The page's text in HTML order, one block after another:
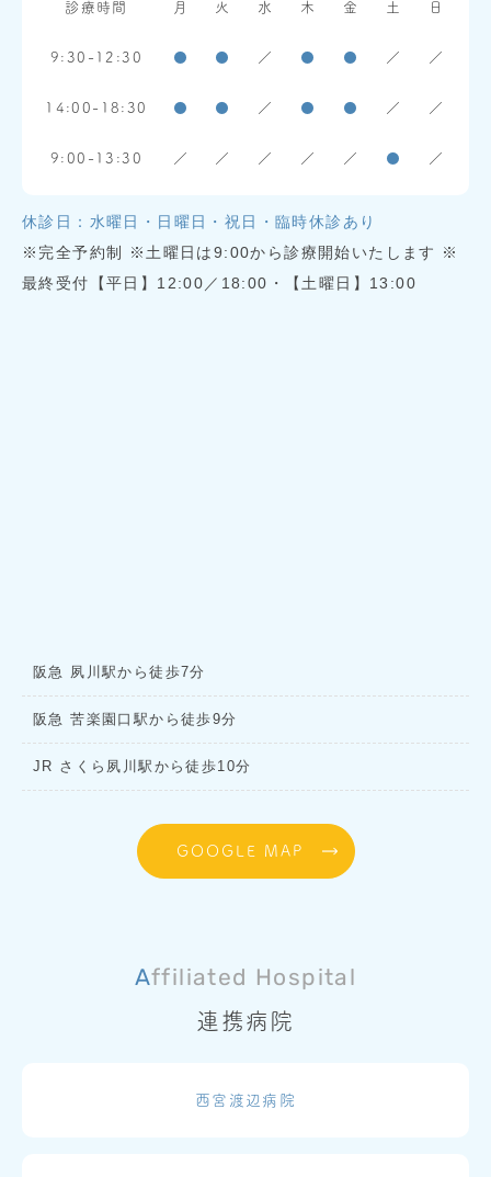
診療時間 月 火 水 木 金 土 日
9:30-12:30 ● ● ／ ● ● ／ ／
14:00-18:30 ● ● ／ ● ● ／ ／
9:00-13:30 ／ ／ ／ ／ ／ ● ／
休診日：水曜日・日曜日・祝日・臨時休診あり
※完全予約制 ※土曜日は9:00から診療開始いたします ※
最終受付【平日】12:00／18:00・【土曜日】13:00
阪急 夙川駅から徒歩7分
阪急 苦楽園口駅から徒歩9分
JR さくら夙川駅から徒歩10分
GOOGLE MAP
Affiliated Hospital
連携病院
西宮渡辺病院